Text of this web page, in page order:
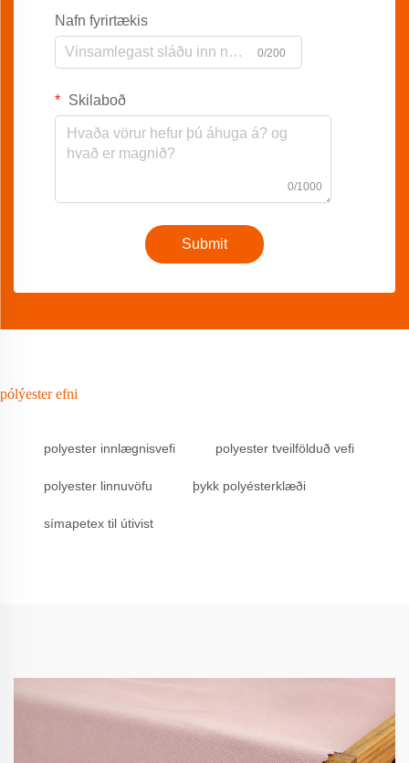
Nafn fyrirtækis
0/200
Skilaboð
0/1000
Submit
pólýester efni
polyester innlægnisvefi polyester tveilfölduð vefi
polyester linnuvöfu þykk polyésterklæði
símapetex til útivist